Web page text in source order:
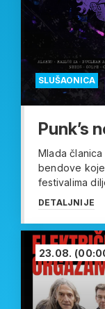
SLUŠAONICA
Punk’s
Mlada
bendove
festivalima
DETALJNIJE
23.08.